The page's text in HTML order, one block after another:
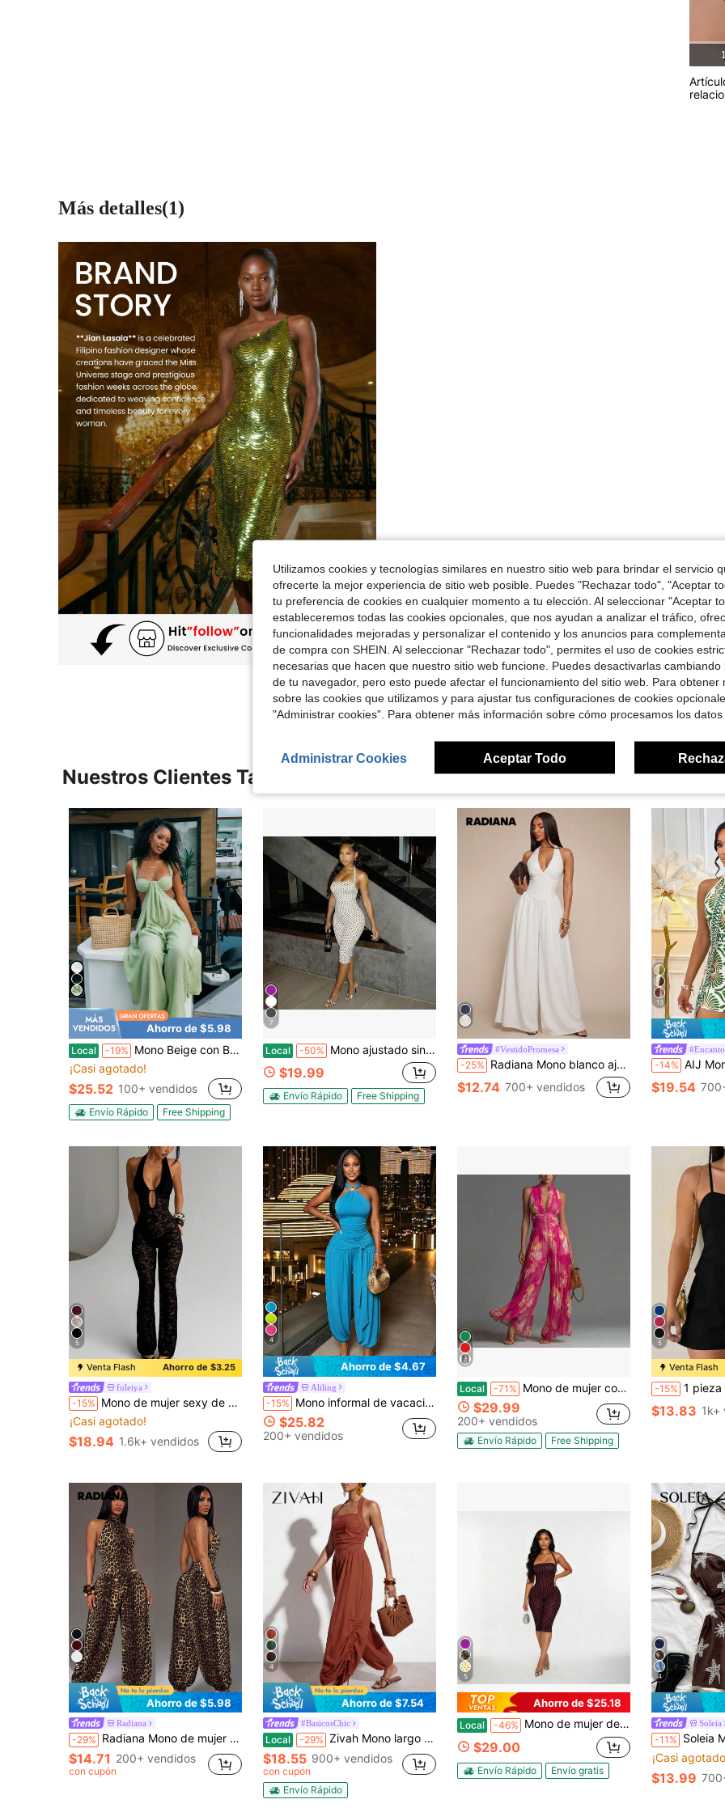
Más detalles(1)
Nuestros Clientes También Vieron
Ahorro de $5.98
Local -19% Mono Beige con Busto Retorcido | Mono sin Mangas con Recorte y Pierna Ancha para Fiesta en Yate, Resort de Playa & Vacaciones de Verano
¡Casi agotado!
$25.52 100+ vendidos
Envío Rápido Free Shipping
7
Local -50% Mono ajustado sin mangas con cuello halter y lunares para mujer, estilo elegante retro chic, perfecto para el uso diario y citas
$19.99
Envío Rápido Free Shipping
#VestidoPromesa
-25% Radiana Mono blanco ajustado a la cintura, de estilo minimalista y sexy para mujer, mono casual, mono de ocio, atuendo casual, atuendo para citas, mono de vacaciones, ropa casual diaria, pantalones casuales de playa, atuendo de verano, atuendo de trayecto, atuendo de oficina, ropa de playa, ropa casual femenina
$12.74 700+ vendidos
13
-14% AIJ Mono sin mangas con
$19.54
5
Venta Flash Ahorro de $3.25
fuleiya
-15% Mono de mujer sexy de verano con cuello halter de encaje, mono negro de cuello en V transparente, adecuado para citas, viajes de vacaciones, bodas, mono ajustado, elegante & chic
¡Casi agotado!
$18.94 1.6k+ vendidos
4
Ahorro de $4.67
Aliling
-15% Mono informal de vacaciones de playa con tirantes de espagueti azul, con pliegues y hebilla de metal, adecuado para viajes, vacaciones y fiestas de playa en verano
$25.82
200+ vendidos
Local -71% Mono de mujer con cuello alto sin mangas y pierna ancha plisada, mono palazzo elegante con cintura plisada, atuendo formal de oficina sin mangas con pliegues,
$29.99
200+ vendidos
Envío Rápido Free Shipping
5
Venta Flash
-15% 1 pieza Mono de tirantes de mujer de unicolor
$13.83 1k+
5
Ahorro de $5.98
Radiana
-29% Radiana Mono de mujer de verano minimalista casual de moda con estampado de leopardo, mono sexy con cuello halter y espalda descubierta, mono con pierna de globo, pantalones farol, mono de punto de alta elasticidad, mono de viaje, pantalones de viaje, pantalones casuales, ropa casual para salidas diarias, mono de trabajo con pantalones largos, pantalones casuales de playa, pantalones de playa, atuendo de verano, atuendo de vacaciones, atuendo de vacaciones
$14.71 200+ vendidos
con cupón
4
Ahorro de $7.54
#BasicosChic
Local -29% Zivah Mono largo de mujer con cuello halter, cordón y linterna de zanahoria en color marrón rojizo, estilo bohemio, vacacional, occidental y nómada. Adecuado para vacaciones, festivales de música, viajes, salidas diarias, playa, fiestas, estilo occidental, estilo nómada, atuendos de aeropuerto, atuendos de brunch
$18.55 900+ vendidos
con cupón
Envío Rápido
5
Ahorro de $25.18
Local -46% Mono de mujer de siete piezas, nuevo diseño de primavera y verano, sin mangas, con cuello alto y estampado de lunares.
$29.00
Envío Rápido Envío gratis
4
Soleia
-11% Soleia Mono de mujer para vacaciones con cuello
¡Casi
$13.99
Utilizamos cookies y tecnologías similares en nuestro sitio web para brindar el servicio
ofrecerte la mejor experiencia de sitio web posible. Puedes "Rechazar todo", "Aceptar
tu preferencia de cookies en cualquier momento a tu elección. Al seleccionar "Aceptar
estableceremos todas las cookies opcionales, que nos ayudan a analizar el tráfico,
funcionalidades mejoradas y personalizar el contenido y los anuncios para
de compra con SHEIN. Al seleccionar "Rechazar todo", permites el uso de cookies
necesarias que hacen que nuestro sitio web funcione. Puedes desactivarlas cambiando
de tu navegador, pero esto puede afectar el funcionamiento del sitio web. Para obtener
sobre las cookies que utilizamos y para ajustar tus configuraciones de cookies
"Administrar cookies". Para obtener más información sobre cómo procesamos los datos
Administrar Cookies Aceptar Todo